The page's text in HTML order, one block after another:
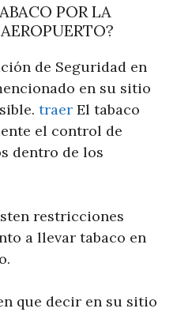
POR LA
de Seguridad en
en su sitio
traer El tabaco
el control de
dentro de los
restricciones
a llevar tabaco en
que decir en su sitio